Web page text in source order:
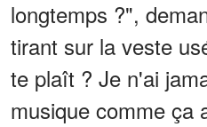
longtemps ?",
tirant sur la veste
te plaît ? Je n'ai
musique comme ça